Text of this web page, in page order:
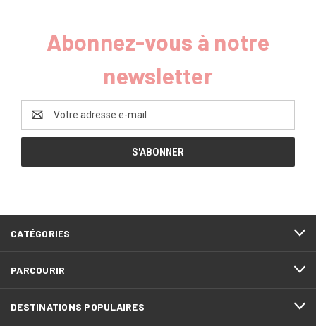
Abonnez-vous à notre
newsletter
mail
CATÉGORIES
PARCOURIR
DESTINATIONS POPULAIRES